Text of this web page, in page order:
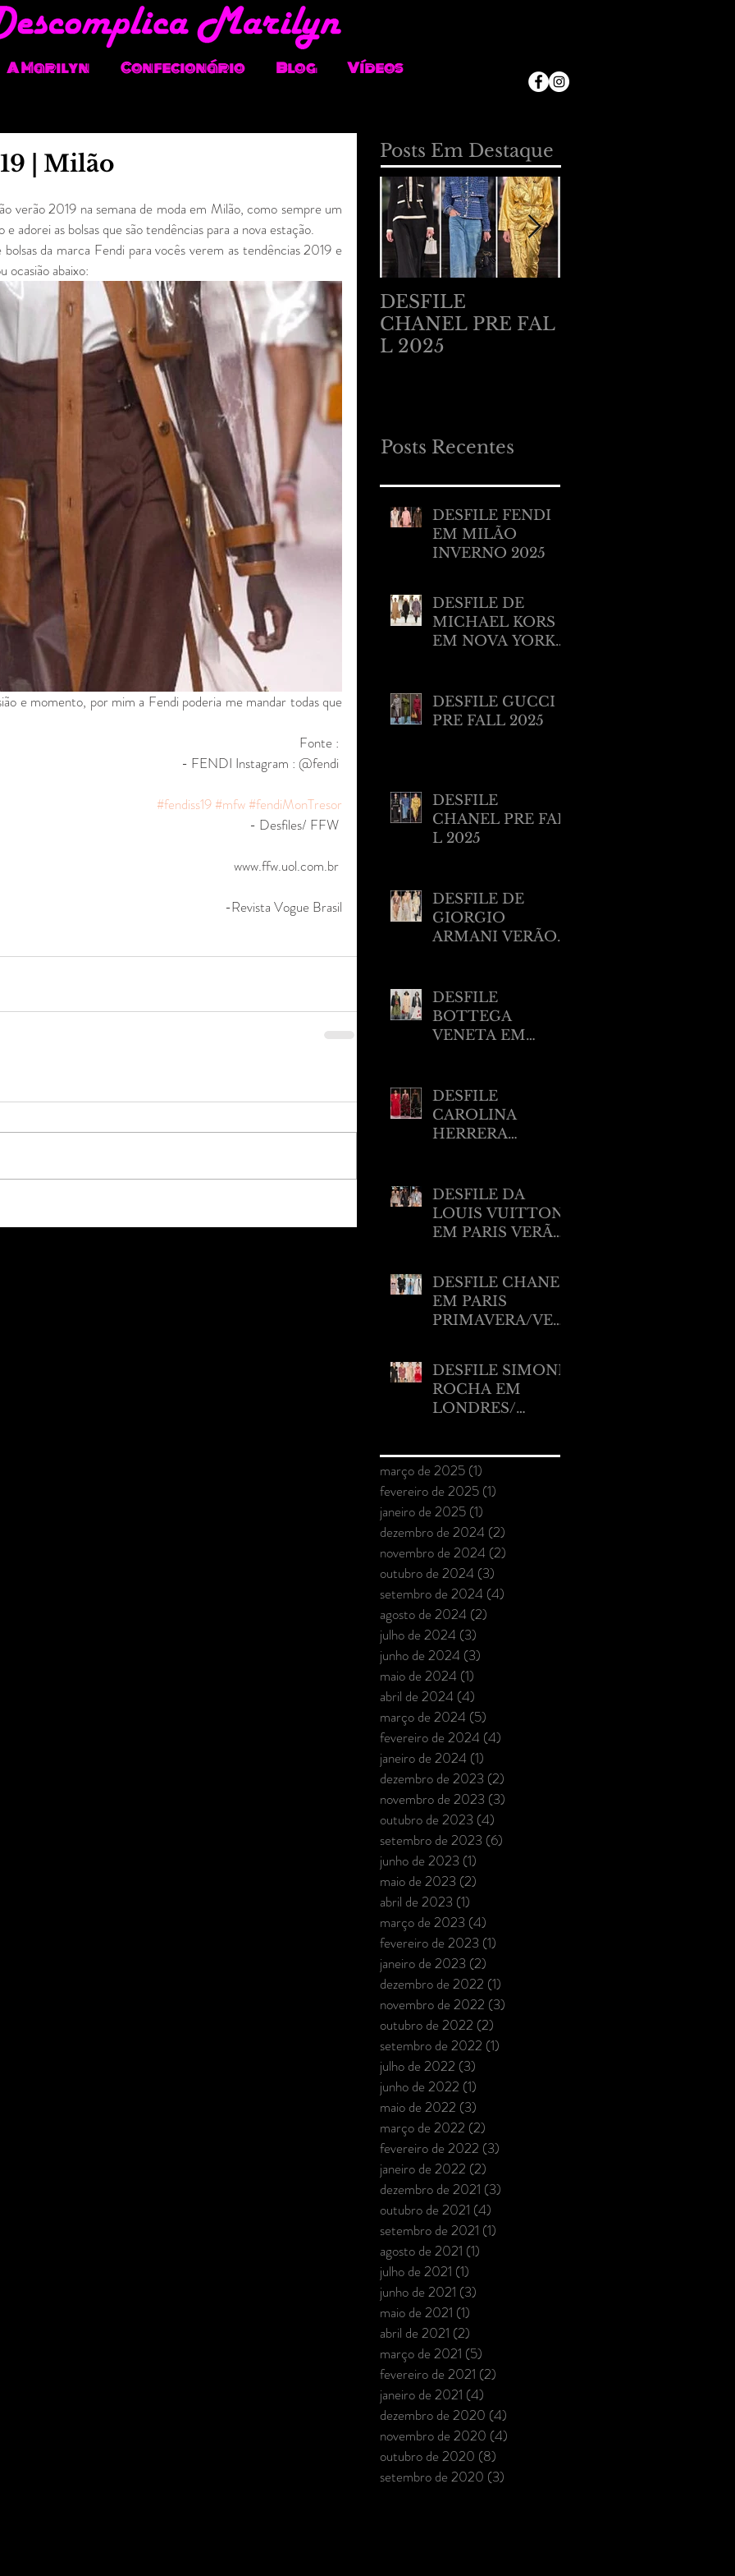
A Marilyn Confecionário Blog Vídeos
| Milão
verão 2019 na semana de moda em Milão, como sempre um
adorei as bolsas que são tendências para a nova estação.
da marca Fendi para vocês verem as tendências 2019 e
ocasião abaixo:
e momento, por mim a Fendi poderia me mandar todas que
Fonte :
- FENDI Instagram : @fendi
#fendiss19 #mfw #fendiMonTresor
- Desfiles/ FFW
www.ffw.uol.com.br
-Revista Vogue Brasil
Posts Em Destaque
DESFILE
CHANEL PRE FAL
L 2025
Posts Recentes
DESFILE FENDI
EM MILÃO
INVERNO 2025
DESFILE DE
MICHAEL KORS
EM NOVA YORK
DESFILE GUCCI
PRE FALL 2025
DESFILE
CHANEL PRE FAL
L 2025
DESFILE DE
GIORGIO
ARMANI VERÃO
DESFILE
BOTTEGA
VENETA EM
DESFILE
CAROLINA
HERRERA
DESFILE DA
LOUIS VUITTON
EM PARIS VERÃO
DESFILE CHANEL
EM PARIS
PRIMAVERA/VER
DESFILE SIMONE
ROCHA EM
LONDRES/
março de 2025 (1)
fevereiro de 2025 (1)
janeiro de 2025 (1)
dezembro de 2024 (2)
novembro de 2024 (2)
outubro de 2024 (3)
setembro de 2024 (4)
agosto de 2024 (2)
julho de 2024 (3)
junho de 2024 (3)
maio de 2024 (1)
abril de 2024 (4)
março de 2024 (5)
fevereiro de 2024 (4)
janeiro de 2024 (1)
dezembro de 2023 (2)
novembro de 2023 (3)
outubro de 2023 (4)
setembro de 2023 (6)
junho de 2023 (1)
maio de 2023 (2)
abril de 2023 (1)
março de 2023 (4)
fevereiro de 2023 (1)
janeiro de 2023 (2)
dezembro de 2022 (1)
novembro de 2022 (3)
outubro de 2022 (2)
setembro de 2022 (1)
julho de 2022 (3)
junho de 2022 (1)
maio de 2022 (3)
março de 2022 (2)
fevereiro de 2022 (3)
janeiro de 2022 (2)
dezembro de 2021 (3)
outubro de 2021 (4)
setembro de 2021 (1)
agosto de 2021 (1)
julho de 2021 (1)
junho de 2021 (3)
maio de 2021 (1)
abril de 2021 (2)
março de 2021 (5)
fevereiro de 2021 (2)
janeiro de 2021 (4)
dezembro de 2020 (4)
novembro de 2020 (4)
outubro de 2020 (8)
setembro de 2020 (3)